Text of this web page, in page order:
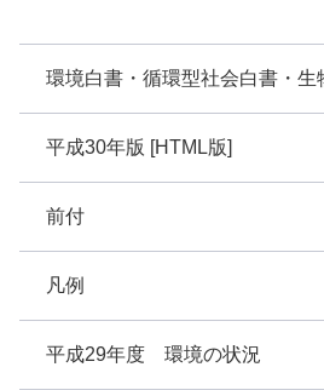
環境白書・循環型社会白書・生
平成30年版 [HTML版]
前付
凡例
平成29年度 環境の状況